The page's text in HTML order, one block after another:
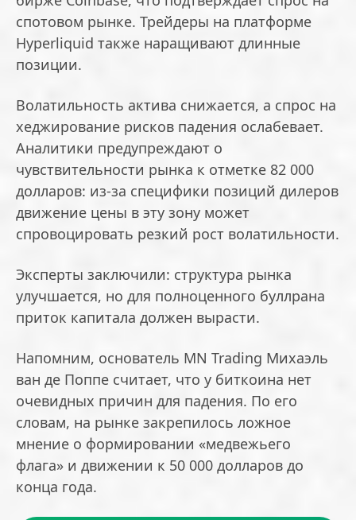
спотовом рынке. Трейдеры на платформе
Hyperliquid также наращивают длинные
позиции.
Волатильность актива снижается, а спрос на
хеджирование рисков падения ослабевает.
Аналитики предупреждают о
чувствительности рынка к отметке 82 000
долларов: из-за специфики позиций дилеров
движение цены в эту зону может
спровоцировать резкий рост волатильности.
Эксперты заключили: структура рынка
улучшается, но для полноценного буллрана
приток капитала должен вырасти.
Напомним, основатель MN Trading Михаэль
ван де Поппе считает, что у биткоина нет
очевидных причин для падения. По его
словам, на рынке закрепилось ложное
мнение о формировании «медвежьего
флага» и движении к 50 000 долларов до
конца года.